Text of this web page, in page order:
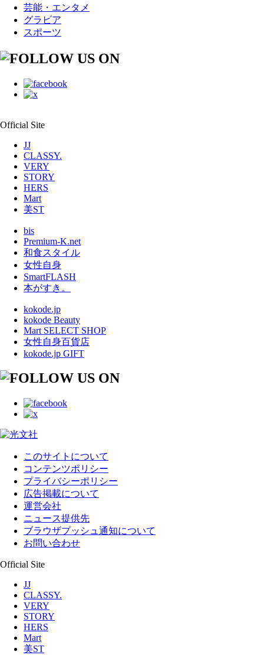
芸能・エンタメ
グラビア
スポーツ
Official Site
JJ
CLASSY.
VERY
STORY
HERS
Mart
美ST
bis
Premium-K.net
和食スタイル
女性自身
SmartFLASH
本がすき。
kokode.jp
kokode Beauty
Mart SELECT SHOP
女性自身百貨店
kokode.jp GIFT
このサイトについて
コンテンツポリシー
プライバシーポリシー
広告掲載について
運営会社
ニュース提供先
ブラウザプッシュ通知について
お問い合わせ
Official Site
JJ
CLASSY.
VERY
STORY
HERS
Mart
美ST